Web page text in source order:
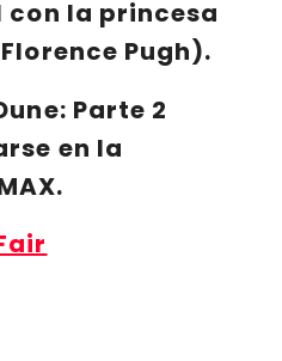
la princesa
Pugh).
Parte 2
en la